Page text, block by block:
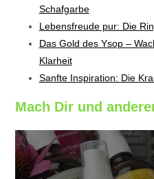
Schafgarbe
Lebensfreude pur: Die
Das Gold des Ysop –
Klarheit
Sanfte Inspiration: Die
Mach Dir und